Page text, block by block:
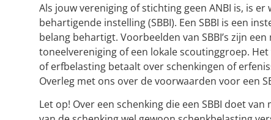
Als jouw vereniging of stichting geen ANBI is, is
behartigende instelling (SBBI). Een SBBI is een
belang behartigt. Voorbeelden van SBBI’s zijn
toneelvereniging of een lokale scoutinggroep.
of erfbelasting betaalt over schenkingen of
Overleg met ons over de voorwaarden voor een
Let op! Over een schenking die een SBBI doet